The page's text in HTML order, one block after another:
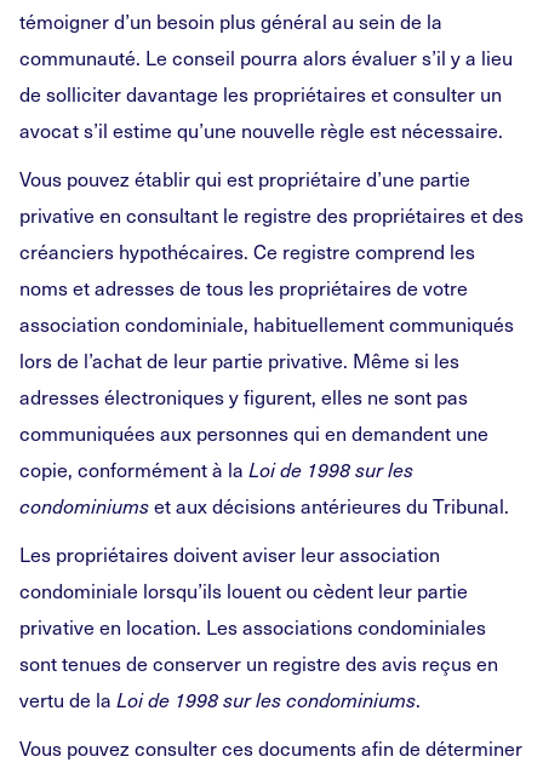
témoigner d’un besoin plus général au sein de la
communauté. Le conseil pourra alors évaluer s’il y a lieu
de solliciter davantage les propriétaires et consulter un
avocat s’il estime qu’une nouvelle règle est nécessaire.
Vous pouvez établir qui est propriétaire d’une partie
privative en consultant le registre des propriétaires et des
créanciers hypothécaires. Ce registre comprend les
noms et adresses de tous les propriétaires de votre
association condominiale, habituellement communiqués
lors de l’achat de leur partie privative. Même si les
adresses électroniques y figurent, elles ne sont pas
communiquées aux personnes qui en demandent une
copie, conformément à la Loi de 1998 sur les
condominiumset aux décisions antérieures du Tribunal.
Les propriétaires doivent aviser leur association
condominiale lorsqu’ils louent ou cèdent leur partie
privative en location. Les associations condominiales
sont tenues de conserver un registre des avis reçus en
vertu de la Loi de 1998 sur les condominiums.
Vous pouvez consulter ces documents afin de déterminer